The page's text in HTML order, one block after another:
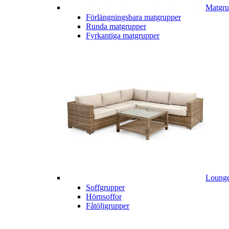
Förlängningsbara matgrupper
Runda matgrupper
Fyrkantiga matgrupper
Soffgrupper
Hörnsoffor
Fåtöljgrupper